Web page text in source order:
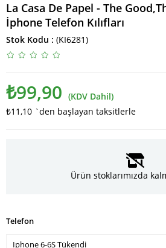
La Casa De Papel - The
İphone Telefon Kılıfları
Stok Kodu (KI6281)
₺99,90 (KDV Dahil)
₺11,10 `den başlayan taksitlerle
Ürün stoklarımızda
Telefon